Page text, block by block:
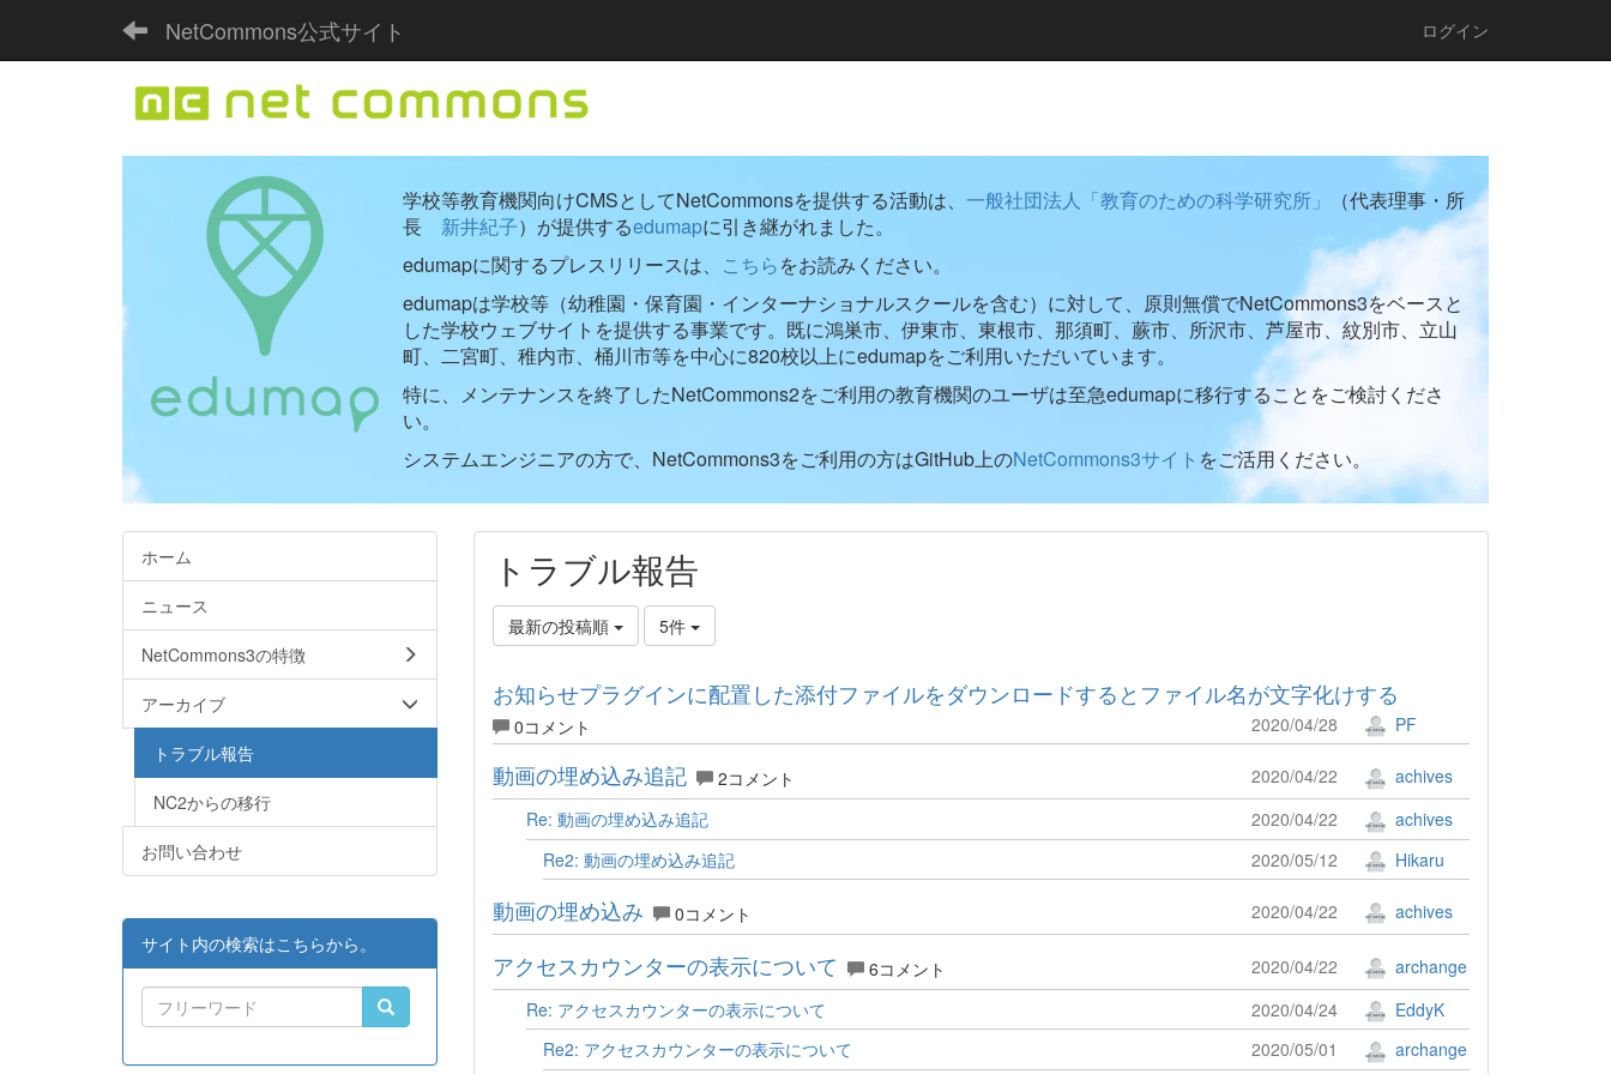
NetCommons公式サイト ログイン
学校等教育機関向けCMSとしてNetCommonsを提供する活動は、 一般社団法人「教育のための科学研究所」
（代表理事・所
長 新井紀子）が提供するedumapに引き継がれました。
edumapに関するプレスリリースは、 こちらをお読みください。
edumapは学校等（幼稚園・保育園・インターナショナルスクールを含む）に対して、原則無償でNetCommons3をベースと
した学校ウェブサイトを提供する事業です。既に鴻巣市、伊東市、東根市、那須町、蕨市、所沢市、芦屋市、紋別市、立山
町、二宮町、稚内市、桶川市等を中心に820校以上にedumapをご利用いただいています。
特に、メンテナンスを終了したNetCommons2をご利用の教育機関のユーザは至急edumapに移行することをご検討くださ
い。
システムエンジニアの方で、NetCommons3をご利用の方はGitHub上のNetCommons3サイト をご活用ください。
トラブル報告
最新の投稿順 5件
お知らせプラグインに配置した添付ファイルをダウンロードするとファイル名が文字化けする
0コメント 2020/04/28 PF
動画の埋め込み追記 2コメント 2020/04/22
achives
Re: 動画の埋め込み追記
2020/04/22
achives
Re2: 動画の埋め込み追記
2020/05/12 Hikaru
動画の埋め込み 0コメント 2020/04/22 achives
アクセスカウンターの表示について 6コメント 2020/04/22
archange
Re: アクセスカウンターの表示について
2020/04/24
EddyK
Re2: アクセスカウンターの表示について
2020/05/01 archange
ホーム
ニュース
NetCommons3の特徴
アーカイブ
トラブル報告
NC2からの移行
お問い合わせ
サイト内の検索はこちらから。